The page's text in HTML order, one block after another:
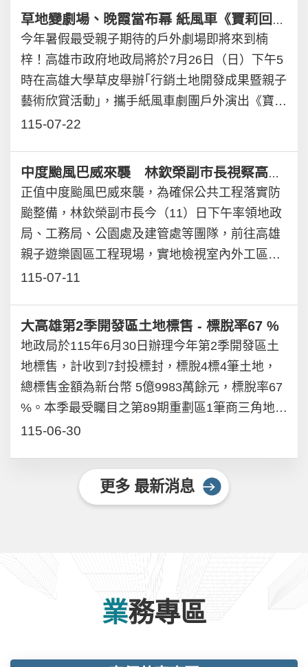
草地變劇場、晚霞當布幕 紙風車《寶莉回家》7/26高雄大學溫暖開演
今年暑假最受親子期待的戶外劇場即將來到楠
梓！高雄市政府地政局將於7月26日（日）下午5
時在高雄大學草皮舉辦｢行銷土地開發成果暨親子
藝術欣賞活動｣，攜手紙風車劇團戶外演出《寶莉
回家》兒童劇，邀請大小朋友一起走進紙風車充
莉」展開一場關於勇氣、陪伴與成長的冒險旅
程，活動免費入場，歡迎市民朋友相揪來看戲、
享受夏日微風與親子時光。地政局長陳冠福表
示，土地開發不只是城市建設，更與市民生活息
息相關。透過舉辦戶外藝文活動，希望讓民眾在
軌跡與土地開發成果，看見城市成長背後的努
力，感受高雄持續蛻變、邁向宜居城市的能量。
此次演出的《寶莉回家》是紙風車劇團深受親子
喜愛的作品之一，故事描述因久旱缺水而無法飛
行的小颱風「寶莉」，意外從天空墜落到桐花
島，並與島上的小女孩滿妹及松鼠成為朋友。在
大家的陪伴與協助下，寶莉逐漸找回勇氣，而島
上的居民也以樂觀、團結與互助的精神，共同面
天愛物以及人與自然共存的重要價值。地政局表
示，演出地點所在的楠梓區，是高雄早期重要的
園綠地與生活機能，並結合高雄大學、高科大等
學術資源，發展成兼具產業、教育與居住品質的
大學城與科技生活圈。高雄市目前正在辦理中的
完成後預計可提供568公頃建築用地及334公頃公
115-07-22
中度颱風巴威來襲 林欽榮副市長視察高雄親子遊樂園區防颱整備
正值中度颱風巴威來襲，為確保公共工程落實防
颱整備，林欽榮副市長今（11）日下午率領地政
局、工務局、公園處及建管處等團隊，前往高雄
親子遊樂園區工程現場，實地檢視室內外工區、
屋頂太陽光電設施及各項防颱措施，並要求施工
安全。高雄親子遊樂園區工程目前已進入最後施
工階段，截至7月9日止，整體進度已達95%。園
區規劃為一半室內、一半戶外的遊樂空間，室內
消防、機電及遊具設施均已進入最後查驗階段；
戶外則持續辦理景觀圍籬、植栽種植、瀝青混凝
推進，並預定於8月8日正式開園。園區屋頂同步
建置兼顧綠能與景觀的太陽光電發電設備，其中
屋頂覆蓋區採用傳統光電模組，戶外無頂蓋空間
則以跳島方式避開植栽，設置建材一體型太陽光
15日前完成全域模組鋪設。因應颱風可能帶來的
強風豪雨，各施工團隊已全面盤點工區設施、機
具及材料固定情形。屋頂光電工程部分，建管處
已責成廠商於7月10日完成防颱自主檢查，包括
115-07-11
大高雄第2季開發區土地標售 - 標脫率67 %
地政局於115年6月30日辦理今年第2季開發區土
地標售，計收到7封投標封，標脫4標4筆土地，
總標售金額為新台幣 5億9983萬餘元，標脫率67
%。本季最受矚目之第89期重劃區1筆商三角地，
面積約973坪，臨松園一路及松園八路，因擁有
5億 3700萬餘元標脫，每坪標脫價55.2萬元。第
100期重劃區，鄰近高雄國際滑輪溜冰場、草潭
埤滯洪公園與八卦休閒公園等公共設施，生活機
坪43.5萬元標脫；另1筆面積32坪，位於10米草
潭二街，每坪標脫價為39.9萬元。第103期重劃
區1筆住宅區土地，位於仁武區後安里，面積約
115-06-30
更多 最新消息
業務專區